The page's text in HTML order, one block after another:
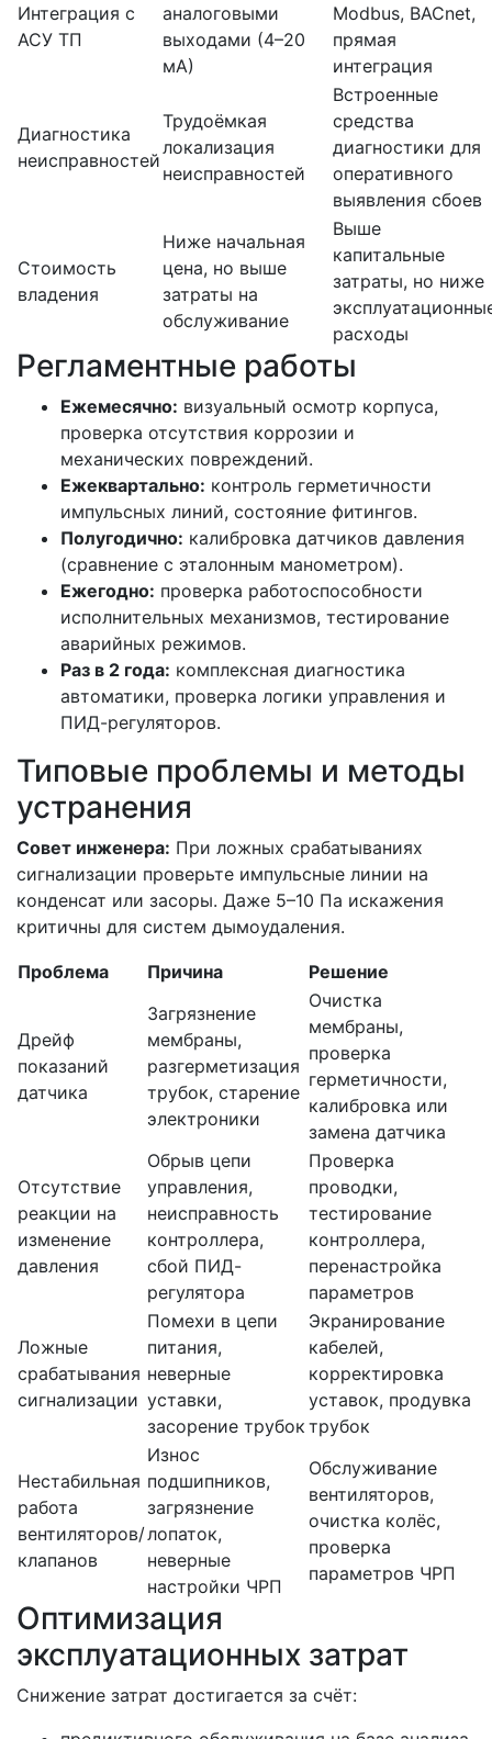
Интеграция с
АСУ ТП
аналоговыми
выходами (4–20
мА)
Modbus, BACnet,
прямая
интеграция
Диагностика
неисправностей
Трудоёмкая
локализация
неисправностей
Встроенные
средства
диагностики для
оперативного
выявления сбоев
Стоимость
владения
Ниже начальная
цена, но выше
затраты на
обслуживание
Выше
капитальные
затраты, но ниже
расходы
Регламентные работы
Ежемесячно: визуальный осмотр корпуса,
проверка отсутствия коррозии и
механических повреждений.
Ежеквартально: контроль герметичности
импульсных линий, состояние фитингов.
Полугодично: калибровка датчиков давления
(сравнение с эталонным манометром).
Ежегодно: проверка работоспособности
исполнительных механизмов, тестирование
аварийных режимов.
Раз в 2 года: комплексная диагностика
автоматики, проверка логики управления и
ПИД-регуляторов.
Типовые проблемы и методы
устранения
Совет инженера: При ложных срабатываниях
сигнализации проверьте импульсные линии на
конденсат или засоры. Даже 5–10 Па искажения
критичны для систем дымоудаления.
Проблема Причина Решение
Дрейф
показаний
датчика
Загрязнение
мембраны,
разгерметизация
трубок, старение
электроники
Очистка
мембраны,
проверка
герметичности,
калибровка или
замена датчика
Отсутствие
реакции на
изменение
давления
Обрыв цепи
управления,
неисправность
контроллера,
сбой ПИД-
регулятора
Проверка
проводки,
тестирование
контроллера,
перенастройка
параметров
Ложные
срабатывания
сигнализации
Помехи в цепи
питания,
неверные
уставки,
засорение трубок
Экранирование
кабелей,
корректировка
уставок, продувка
трубок
Нестабильная
работа
вентиляторов/
клапанов
Износ
подшипников,
загрязнение
лопаток,
неверные
настройки ЧРП
Обслуживание
вентиляторов,
очистка колёс,
проверка
параметров ЧРП
Оптимизация
эксплуатационных затрат
Снижение затрат достигается за счёт: